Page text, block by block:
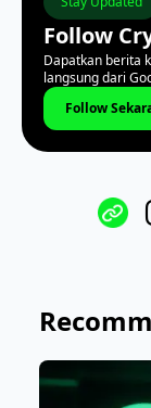
Follow
Dapatkan berita
langsung dari
Follow